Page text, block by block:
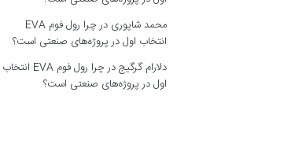
محمد شاپوری در
چرا رول فوم EVA
انتخاب اول در پروژه‌های صنعتی است؟
دلارام گرگیجدر
چرا رول فوم EVA انتخاب
اول در پروژه‌های صنعتی است؟